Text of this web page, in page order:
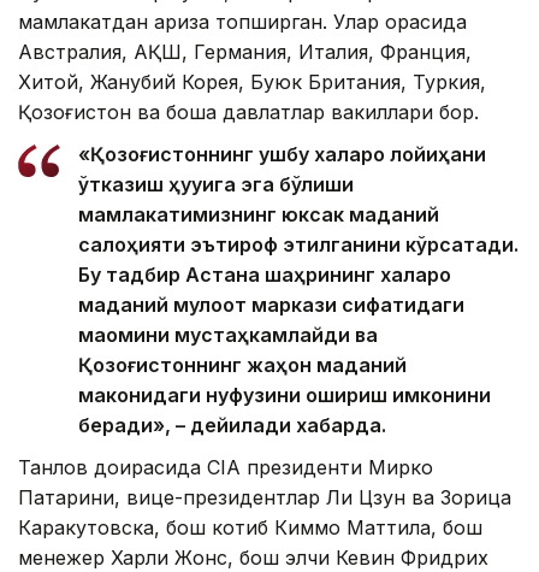
мамлакатдан ариза топширган. Улар орасида
Австралия, АҚШ, Германия, Италия, Франция,
Хитой, Жанубий Корея, Буюк Британия, Туркия,
Қозоғистон ва бошқа давлатлар вакиллари бор.
«Қозоғистоннинг ушбу халқаро лойиҳани
ўтказиш ҳуқуқига эга бўлиши
мамлакатимизнинг юксак маданий
салоҳияти эътироф этилганини кўрсатади.
Бу тадбир Астана шаҳрининг халқаро
маданий мулоқот маркази сифатидаги
мақомини мустаҳкамлайди ва
Қозоғистоннинг жаҳон маданий
маконидаги нуфузини ошириш имконини
беради», – дейилади хабарда.
Танлов доирасида CIA президенти Мирко
Патарини, вице-президентлар Ли Цзун ва Зорица
Каракутовска, бош котиб Киммо Маттила, бош
менежер Харли Жонс, бош элчи Кевин Фридрих